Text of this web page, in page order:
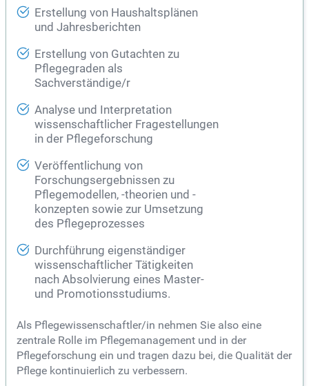
Erstellung von Haushaltsplänen
und Jahresberichten
Erstellung von Gutachten zu
Pflegegraden als
Sachverständige/r
Analyse und Interpretation
wissenschaftlicher Fragestellungen
in der Pflegeforschung
Veröffentlichung von
Forschungsergebnissen zu
Pflegemodellen, -theorien und -
konzepten sowie zur Umsetzung
des Pflegeprozesses
Durchführung eigenständiger
wissenschaftlicher Tätigkeiten
nach Absolvierung eines Master-
und Promotionsstudiums.
Als Pflegewissenschaftler/in nehmen Sie also eine
zentrale Rolle im Pflegemanagement und in der
Pflegeforschung ein und tragen dazu bei, die Qualität der
Pflege kontinuierlich zu verbessern.